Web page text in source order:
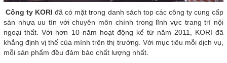
Công ty KORIđã có mặt trong danh sách top các công ty cung cấp
sàn nhựa uu tín với chuyên môn chính trong lĩnh vực trang trí nội
ngoại thất. Với hơn 10 năm hoạt động kể từ năm 2011, KORI đã
khẳng định vị thế của mình trên thị trường. Với mục tiêu mỗi dịch vụ,
mỗi sản phẩm đều đảm bảo chất lượng nhất.